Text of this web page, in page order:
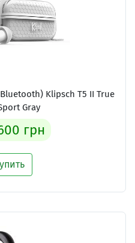
Klipsch T5 II True
Gray
грн